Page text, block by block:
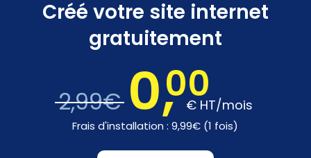
Créé votre site internet
gratuitement
2,99€ 0,00
€ HT/mois
Frais d'installation : 9,99€ (1 fois)